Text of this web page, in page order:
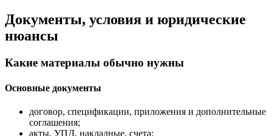
Документы, условия и юридические
нюансы
Какие материалы обычно нужны
Основные документы
договор, спецификации, приложения и дополнительные
соглашения;
акты, УПД, накладные, счета;